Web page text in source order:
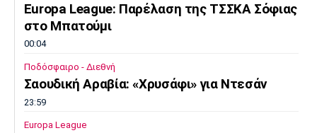
Europa League: Παρέλαση της ΤΣΣΚΑ Σόφιας
στο Μπατούμι
00:04
Ποδόσφαιρο - Διεθνή
Σαουδική Αραβία: «Χρυσάφι» για Ντεσάν
23:59
Europa League